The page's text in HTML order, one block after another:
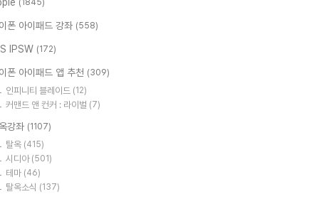
(1845)
폰 아이패드 강좌 (558)
IPSW (172)
폰 아이패드 앱 추천 (309)
인피니티 블레이드 (12)
커맨드 앤 컨커 : 라이벌 (7)
강좌 (1107)
탈옥 (415)
시디아 (501)
테마 (46)
탈옥소식 (137)